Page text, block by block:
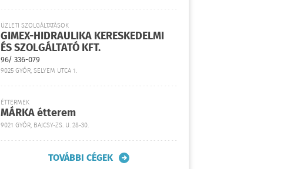
ÜZLETI SZOLGÁLTATÁSOK
GIMEX-HIDRAULIKA KERESKEDELMI
ÉS SZOLGÁLTATÓ KFT.
96/ 336-079
9025 GYŐR, SELYEM UTCA 1.
ÉTTERMEK
MÁRKA étterem
9021 GYŐR, BAJCSY-ZS. U. 28-30.
TOVÁBBI CÉGEK